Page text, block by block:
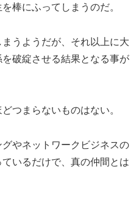
棒にふってしまうのだ。
うようだが、それ以上に大
破綻させる結果となる事が
つまらないものはない。
グやネットワークビジネスの
いるだけで、真の仲間とは